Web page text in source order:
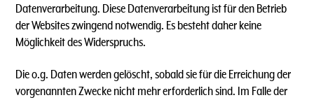
Datenverarbeitung. Diese Datenverarbeitung ist für den Betrieb
der Websites zwingend notwendig. Es besteht daher keine
Möglichkeit des Widerspruchs.
Die o.g. Daten werden gelöscht, sobald sie für die Erreichung der
vorgenannten Zwecke nicht mehr erforderlich sind. Im Falle der